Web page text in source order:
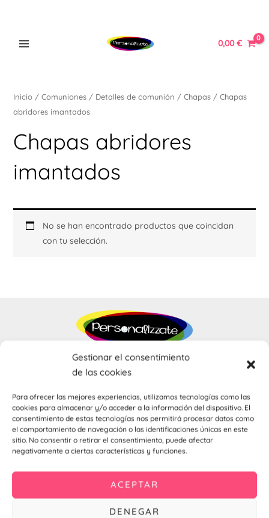
Gestionar el consentimiento
de las cookies
Para ofrecer las mejores experiencias, utilizamos tecnologías como las
cookies para almacenar y/o acceder a la información del dispositivo. El
consentimiento de estas tecnologías nos permitirá procesar datos como
el comportamiento de navegación o las identificaciones únicas en este
sitio. No consentir o retirar el consentimiento, puede afectar
negativamente a ciertas características y funciones.
ACEPTAR
DENEGAR
0,00€
Inicio/ Comuniones/ Detalles de comunión / Chapas/ Chapas
abridores imantados
Chapas abridores
imantados
No se han encontrado productos que coincidan
con tu selección.
Productos
Chapas personalizadas
Lo más vendido